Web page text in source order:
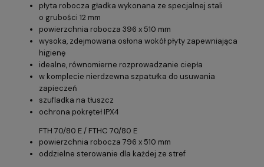
płyta robocza gładka wykonana ze specjalnej stali
o grubości 12 mm
powierzchnia robocza 396 x 510 mm
wysoka, zdejmowana osłona wokół płyty zapewniająca
higienę
idealne, równomierne rozprowadzanie ciepła
w komplecie nierdzewna szpatułka do usuwania
zapieczeń
szufladka na tłuszcz
ochrona pokręteł IPX4
FTH 70/80 E / FTHC 70/80 E
powierzchnia robocza 796 x 510 mm
oddzielne sterowanie dla każdej ze stref